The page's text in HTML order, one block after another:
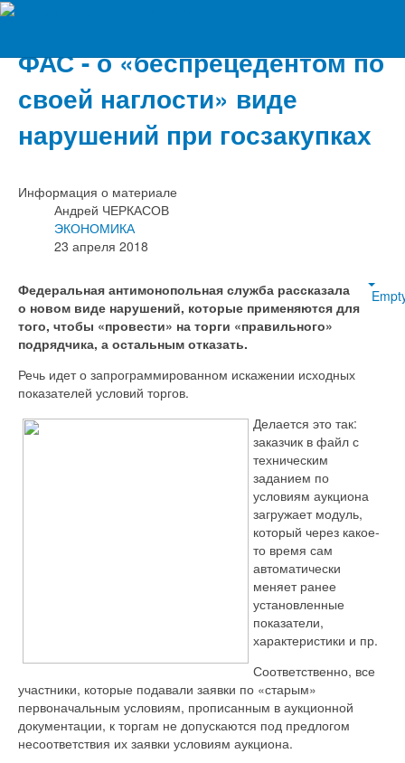
ФАС - о «беспрецедентом по
своей наглости» виде
нарушений при госзакупках
Информация о материале
Андрей ЧЕРКАСОВ
ЭКОНОМИКА
23 апреля 2018
Федеральная антимонопольная служба рассказала
о новом виде нарушений, которые применяются для
того, чтобы «провести» на торги «правильного»
подрядчика, а остальным отказать.
Речь идет о запрограммированном искажении исходных
показателей условий торгов.
Делается это так:
заказчик в файл с
техническим
заданием по
условиям аукциона
загружает модуль,
который через какое-
то время сам
автоматически
меняет ранее
установленные
показатели,
характеристики и пр.
Соответственно, все
участники, которые подавали заявки по «старым»
первоначальным условиям, прописанным в аукционной
документации, к торгам не допускаются под предлогом
несоответствия их заявки условиям аукциона.